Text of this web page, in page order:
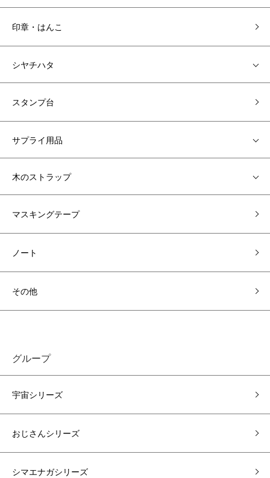
印章・はんこ
シヤチハタ
スタンプ台
サプライ用品
木のストラップ
マスキングテープ
ノート
その他
グループ
宇宙シリーズ
おじさんシリーズ
シマエナガシリーズ